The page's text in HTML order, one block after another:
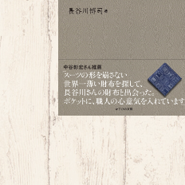
パリのハイブランドが欲し
技術は、 なぜ東京の下町で
れたのか ~蔵前の頑固オヤ
反骨仕事術~
¥1,650